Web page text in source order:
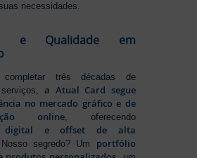
necessidades.
e Qualidade em
três décadas de
serviços,a Atual Card segue
no mercado gráfico e de
online, oferecendo
digital e offset de alta
segredo? Um portfólio